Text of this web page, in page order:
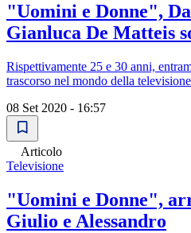
"Uomini e Donne",
Gianluca De Matteis
Rispettivamente 25 e 30 anni,
trascorso nel mondo della televisione
08 Set 2020 - 16:57
Articolo
Televisione
"Uomini e Donne",
Giulio e Alessandro